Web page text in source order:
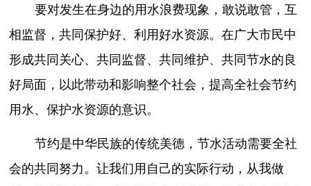
要对发生在身边的用水浪费现象，敢说敢管，互
相监督，共同保护好、利用好水资源。在广大市民中
形成共同关心、共同监督、共同维护、共同节水的良
好局面，以此带动和影响整个社会，提高全社会节约
用水、保护水资源的意识。
节约是中华民族的传统美德，节水活动需要全社
会的共同努力。让我们用自己的实际行动，从我做